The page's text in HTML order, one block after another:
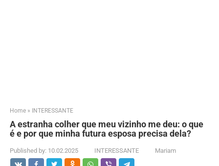
Home » INTERESSANTE
A estranha colher que meu vizinho me deu: o que
é e por que minha futura esposa precisa dela?
Published by: 10.02.2025 INTERESSANTE Mariam